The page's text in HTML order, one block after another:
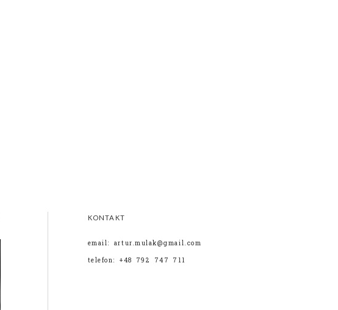
KONTAKT
email: artur.mulak@gmail.com
telefon: +48 792 747 711